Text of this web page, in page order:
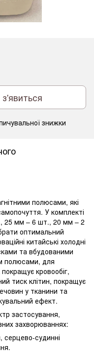
знижки
полюсами, які
У комплекті
25 мм – 6 шт., 20 мм – 2
оптимальний
китайські холодні
та вбудованими
полюсами, для
кровообіг,
тиск клітин, покращує
у тканини та
ефект.
застосування,
захворюваннях:
серцево-судинні